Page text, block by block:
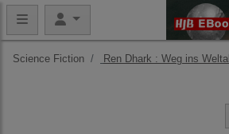
Science Fiction Ren Dhark : Weg ins Weltall